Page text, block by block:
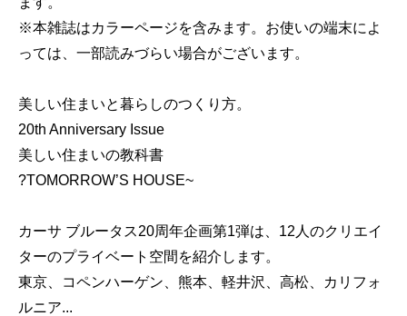
※本雑誌はカラーページを含みます。お使いの端末によ
っては、一部読みづらい場合がございます。
美しい住まいと暮らしのつくり方。
20th Anniversary Issue
美しい住まいの教科書
?TOMORROW’S HOUSE~
カーサ ブルータス20周年企画第1弾は、12人のクリエイ
ターのプライベート空間を紹介します。
東京、コペンハーゲン、熊本、軽井沢、高松、カリフォ
ルニア...